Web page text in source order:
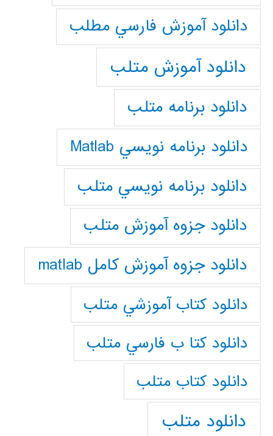
دانلود آموزش فارسي مطلب
دانلود آموزش متلب
دانلود برنامه متلب
دانلود برنامه نويسي Matlab
دانلود برنامه نويسي متلب
دانلود جزوه آموزش متلب
دانلود جزوه آموزش کامل matlab
دانلود كتاب آموزشي متلب
دانلود كتا ب فارسي متلب
دانلود كتاب متلب
دانلود متلب